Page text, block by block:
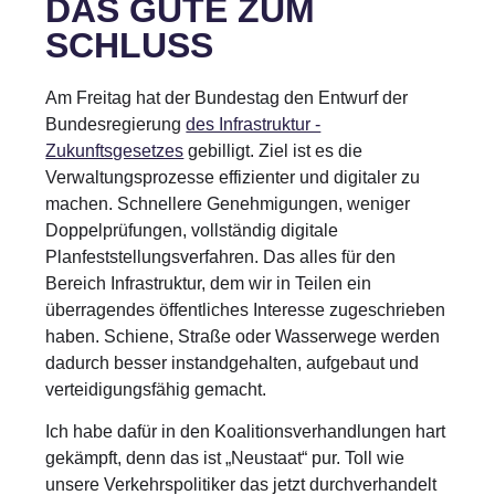
DAS GUTE ZUM
SCHLUSS
Am Freitag hat der Bundestag den Entwurf der
Bundesregierungdes Infrastruktur -
Zukunftsgesetzes gebilligt. Ziel ist es die
Verwaltungsprozesse effizienter und digitaler zu
machen. Schnellere Genehmigungen, weniger
Doppelprüfungen, vollständig digitale
Planfeststellungsverfahren. Das alles für den
Bereich Infrastruktur, dem wir in Teilen ein
überragendes öffentliches Interesse zugeschrieben
haben. Schiene, Straße oder Wasserwege werden
dadurch besser instandgehalten, aufgebaut und
verteidigungsfähig gemacht.
Ich habe dafür in den Koalitionsverhandlungen hart
gekämpft, denn das ist „Neustaat“ pur. Toll wie
unsere Verkehrspolitiker das jetzt durchverhandelt